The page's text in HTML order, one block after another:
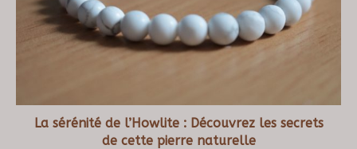
La sérénité de l’Howlite : Découvrez les secrets
de cette pierre naturelle